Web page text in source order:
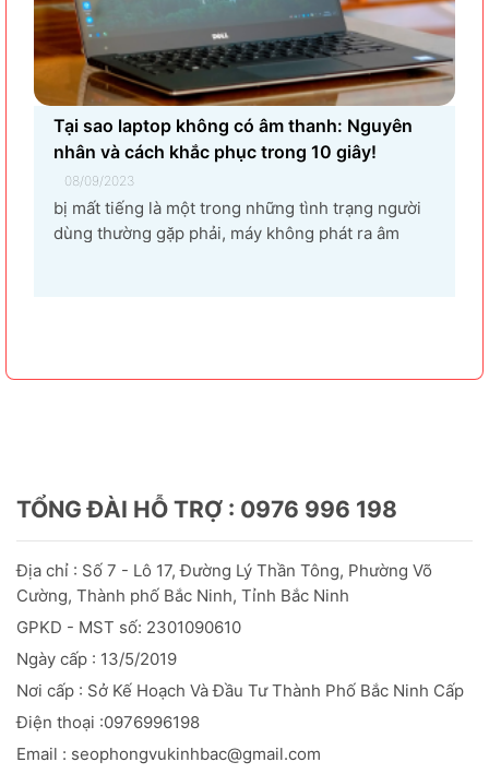
Tại sao laptop không có âm thanh: Nguyên
nhân và cách khắc phục trong 10 giây!
08/09/2023
bị mất tiếng là một trong những tình trạng người
dùng thường gặp phải, máy không phát ra âm
TỔNG ĐÀI HỖ TRỢ : 0976 996 198
Địa chỉ : Số 7 - Lô 17, Đường Lý Thần Tông, Phường Võ
Cường, Thành phố Bắc Ninh, Tỉnh Bắc Ninh
GPKD - MST số: 2301090610
Ngày cấp : 13/5/2019
Nơi cấp : Sở Kế Hoạch Và Đầu TưThành Phố Bắc Ninh Cấp
Điện thoại :0976996198
Email : seophongvukinhbac@gmail.com